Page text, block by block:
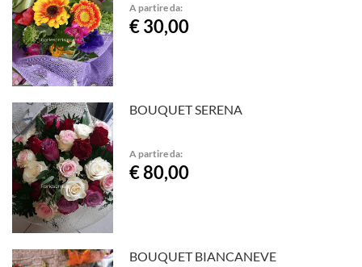
A partire da:
€ 30,00
BOUQUET SERENA
A partire da:
€ 80,00
BOUQUET BIANCANEVE